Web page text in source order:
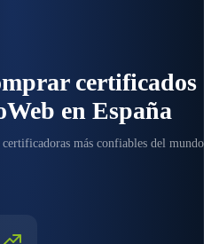
certificados
en España
más confiables del mundo